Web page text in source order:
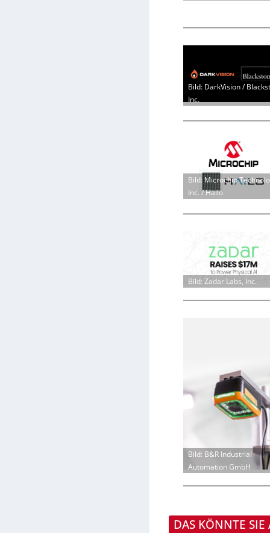
Bild: DarkVision /
Inc.
Bild: Microchip
Inc. / Hailo
Bild: Zadar Labs, Inc.
Bild: B&R Industrial
Automation GmbH
DAS KÖNNTE SIE